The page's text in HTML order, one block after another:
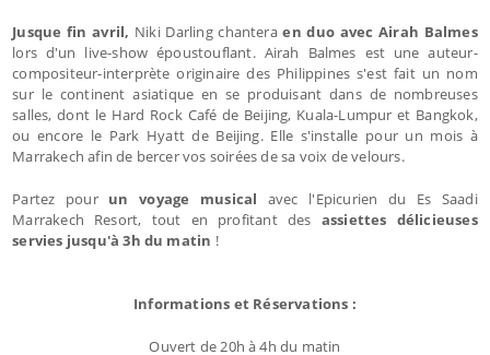
Jusque fin avril, Niki Darling chanteraen duo avec Airah Balmes
lors d'un live-show époustouflant. Airah Balmes est une auteur-
compositeur-interprète originaire des Philippines s'est fait un nom
sur le continent asiatique en se produisant dans de nombreuses
salles, dont le Hard Rock Café de Beijing, Kuala-Lumpur et Bangkok,
ou encore le Park Hyatt de Beijing. Elle s'installe pour un mois à
Marrakech afin de bercer vos soirées de sa voix de velours.
Partez pourun voyage musical avec l'Epicurien du Es Saadi
Marrakech Resort, tout en profitant des assiettes délicieuses
servies jusqu'à 3h du matin !
Informations et Réservations :
Ouvert de 20h à 4h du matin